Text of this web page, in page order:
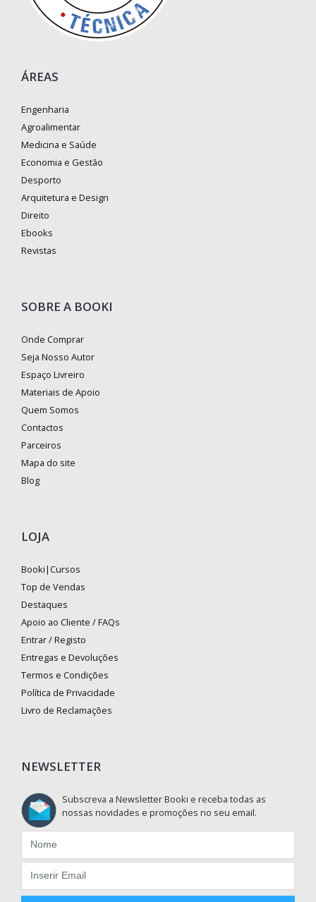
ÁREAS
Engenharia
Agroalimentar
Medicina e Saúde
Economia e Gestão
Desporto
Arquitetura e Design
Direito
Ebooks
Revistas
SOBRE A BOOKI
Onde Comprar
Seja Nosso Autor
Espaço Livreiro
Materiais de Apoio
Quem Somos
Contactos
Parceiros
Mapa do site
Blog
LOJA
Booki|Cursos
Top de Vendas
Destaques
Apoio ao Cliente / FAQs
Entrar / Registo
Entregas e Devoluções
Termos e Condições
Política de Privacidade
Livro de Reclamações
NEWSLETTER
Subscreva a Newsletter Booki e receba todas as
nossas novidades e promoções no seu email.